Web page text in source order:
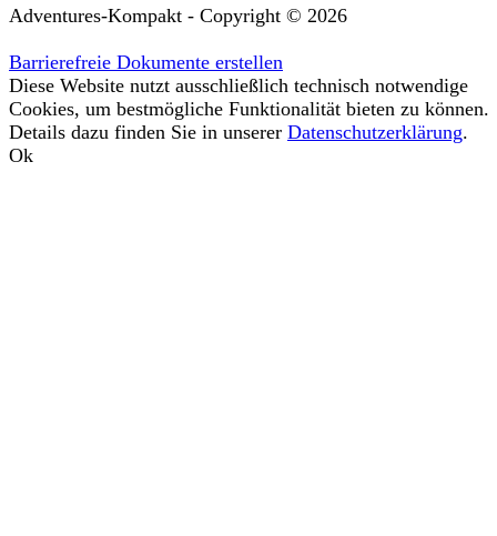
Adventures-Kompakt - Copyright © 2026
Barrierefreie Dokumente erstellen
Diese Website nutzt ausschließlich technisch notwendige
Cookies, um bestmögliche Funktionalität bieten zu können.
Details dazu finden Sie in unserer Datenschutzerklärung.
Ok